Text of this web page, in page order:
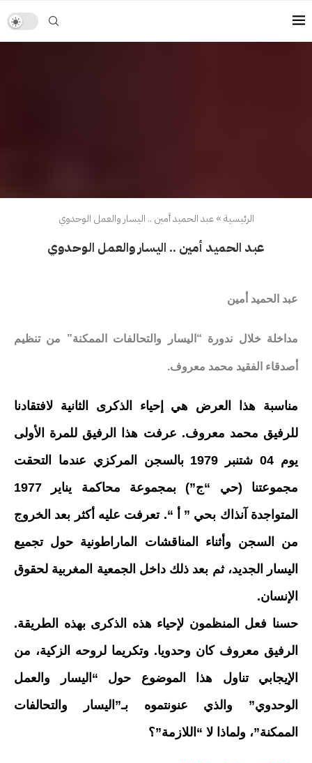
الرئيسية»عبد الحميد أمين .. اليسار والعمل الوحدوي
عبد الحميد أمين .. اليسار والعمل الوحدوي
عبد الحميد أمين
مداخلة خلال ندورة “اليسار والتحالفات الممكنة” من تنظيم
أصدقاء الفقيد محمد معروف.
مناسبة هذا العرض هي إحياء الذكرى الثانية لافتقادنا
للرفيق محمد معروف. عرفت هذا الرفيق للمرة الأولى
يوم 04 شتنبر 1979 بالسجن المركزي عندما التحقت
مجموعتنا (حي “ج”) بمجموعة محاكمة يناير 1977
المتواجدة آنذاك بحي ” أ “. تعرفت عليه أكثر بعد الخروج
من السجن وأثناء المناقشات الماراطونية حول تجميع
اليسار الجديد، ثم بعد ذلك داخل الجمعية المغربية لحقوق
الإنسان.
حسنا فعل المنظمون لإحياء هذه الذكرى بهذه الطريقة.
الرفيق معروف كان وحدويا. وتكريما لروحه الزكية، من
الإيجابي تناول هذا الموضوع حول “اليسار والعمل
الوحدوي” والذي عنونتموه بـ”اليسار والتحالفات
الممكنة”، ولماذا لا “اللازمة”؟